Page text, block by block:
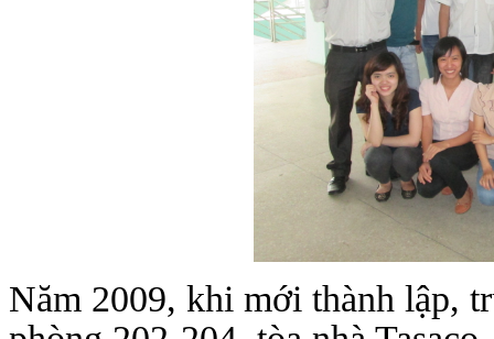
Năm 2009, khi mới thành lập,